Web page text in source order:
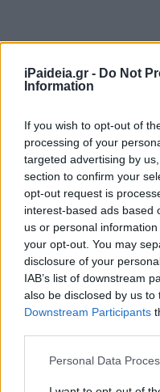
iPaideia.gr - Do Not
Information
If you wish to opt-out of
processing of your
targeted advertising by
section to confirm your
opt-out request is
interest-based ads based
us or personal
your opt-out. You may
disclosure of your
IAB’s list of downstream
also be disclosed by us to
Downstream Participants
Please note that this
Personal Data